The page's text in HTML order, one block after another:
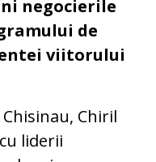
negocierile
de
viitorului
Chiril
liderii